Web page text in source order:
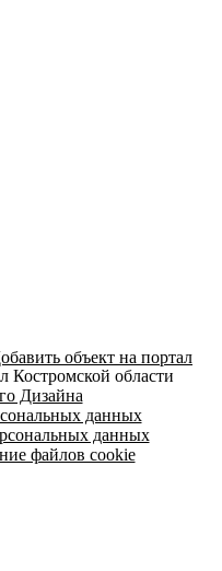
объект на портал
Костромской области
Дизайна
данных
данных
файлов cookie